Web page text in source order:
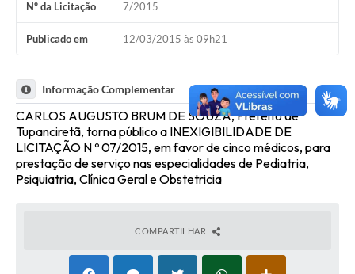
Nº da Licitação 7/2015
Publicado em 12/03/2015 às 09h21
Informação Complementar
CARLOS AUGUSTO BRUM DE SOUZA, Prefeito de
Tupanciretã, torna público a INEXIGIBILIDADE DE
LICITAÇÃO N º 07/2015, em favor de cinco médicos, para
prestação de serviço nas especialidades de Pediatria,
Psiquiatria, Clínica Geral e Obstetricia
COMPARTILHAR